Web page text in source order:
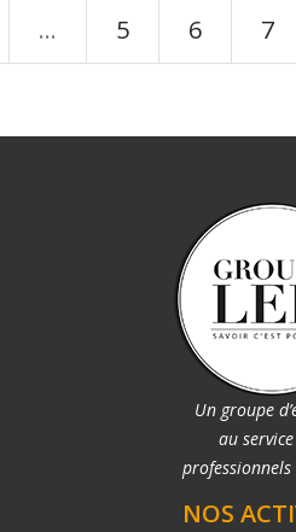
... 5 6 7
Un groupe
au
professionnels
NOS